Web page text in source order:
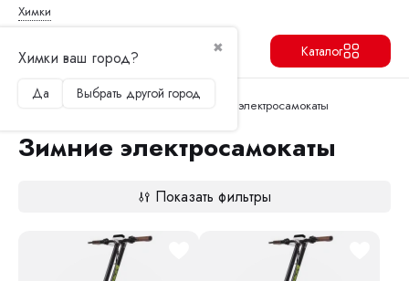
Химки
✖
Химки ваш город?
Да Выбрать другой город
Каталог
Главная Электросамокаты Зимние электросамокаты
Зимние электросамокаты
Показать фильтры
Продолжить Перейти в корзину